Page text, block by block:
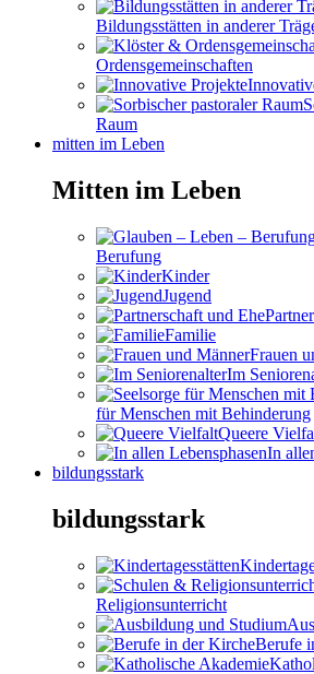
Bildungsstätten in anderer
Ordensgemeinschaften
Raum
mitten im Leben
Mitten im Leben
Berufung
Kinder
Jugend
Familie
Frauen
Im
für Menschen mit Behinderung
Queere
In
bildungsstark
bildungsstark
Religionsunterricht
Berufe